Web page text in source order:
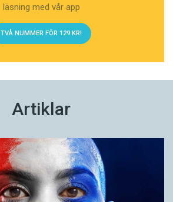
läsning med vår app
TVÅ NUMMER FÖR 129 KR!
Artiklar